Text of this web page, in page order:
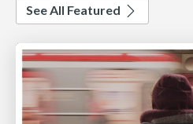
See All Featured